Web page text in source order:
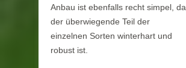
Anbau ist ebenfalls recht simpel, da
der überwiegende Teil der
einzelnen Sorten winterhart und
robust ist.